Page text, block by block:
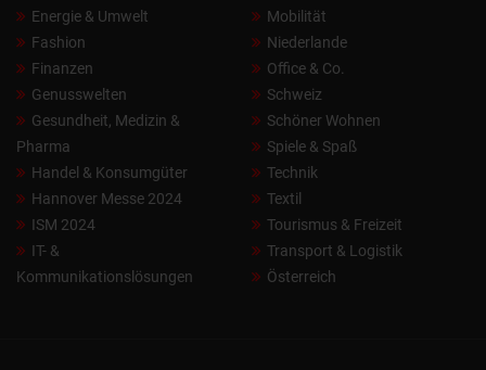
Energie & Umwelt
Fashion
Finanzen
Genusswelten
Gesundheit, Medizin &
Pharma
Handel & Konsumgüter
Hannover Messe 2024
ISM 2024
IT- &
Kommunikationslösungen
Mobilität
Niederlande
Office & Co.
Schweiz
Schöner Wohnen
Spiele & Spaß
Technik
Textil
Tourismus & Freizeit
Transport & Logistik
Österreich